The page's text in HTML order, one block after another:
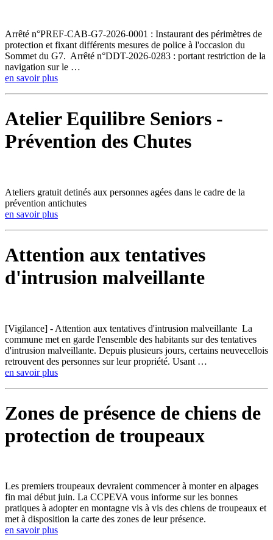
Arrêté n°PREF-CAB-G7-2026-0001 : Instaurant des périmètres de
protection et fixant différents mesures de police à l'occasion du
Sommet du G7. Arrêté n°DDT-2026-0283 : portant restriction de la
navigation sur le …
en savoir plus
Atelier Equilibre Seniors -
Prévention des Chutes
Ateliers gratuit detinés aux personnes agées dans le cadre de la
prévention antichutes
en savoir plus
Attention aux tentatives
d'intrusion malveillante
[Vigilance] - Attention aux tentatives d'intrusion malveillante La
commune met en garde l'ensemble des habitants sur des tentatives
d'intrusion malveillante. Depuis plusieurs jours, certains neuvecellois
retrouvent des personnes sur leur propriété. Usant …
en savoir plus
Zones de présence de chiens de
protection de troupeaux
Les premiers troupeaux devraient commencer à monter en alpages
fin mai début juin. La CCPEVA vous informe sur les bonnes
pratiques à adopter en montagne vis à vis des chiens de troupeaux et
met à disposition la carte des zones de leur présence.
en savoir plus